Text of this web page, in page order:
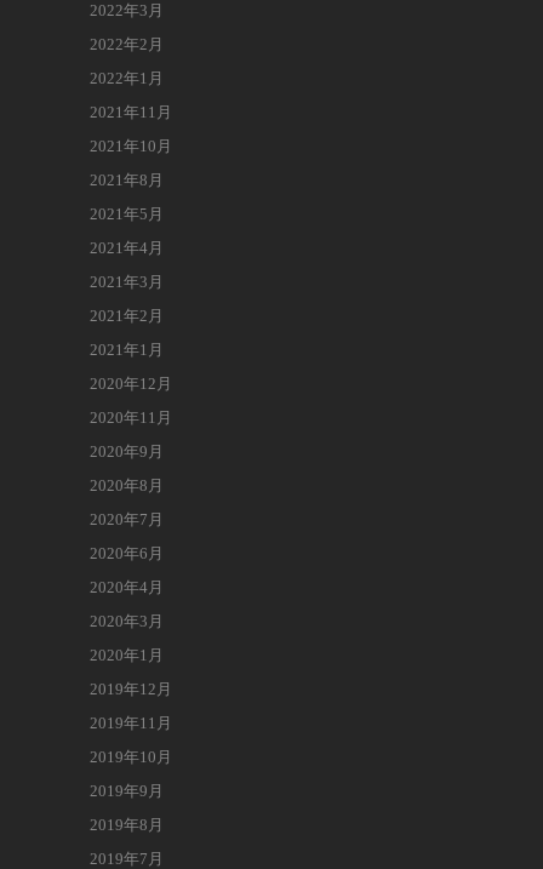
2022年3月
2022年2月
2022年1月
2021年11月
2021年10月
2021年8月
2021年5月
2021年4月
2021年3月
2021年2月
2021年1月
2020年12月
2020年11月
2020年9月
2020年8月
2020年7月
2020年6月
2020年4月
2020年3月
2020年1月
2019年12月
2019年11月
2019年10月
2019年9月
2019年8月
2019年7月